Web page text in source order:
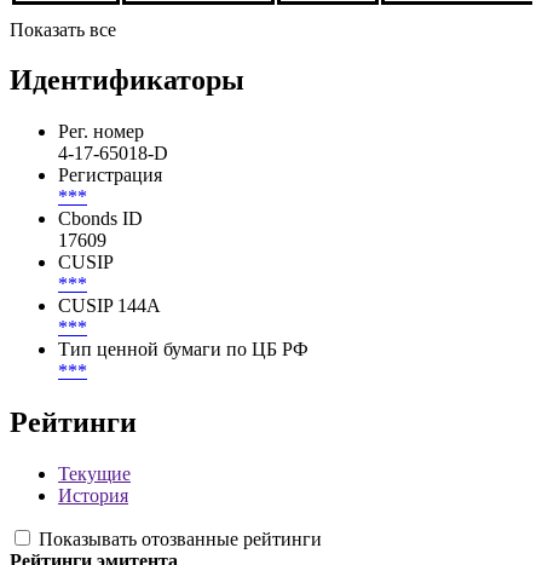
Показать все
Идентификаторы
Рег. номер
4-17-65018-D
Регистрация
***
Cbonds ID
17609
CUSIP
***
CUSIP 144A
***
Тип ценной бумаги по ЦБ РФ
***
Рейтинги
Текущие
История
Показывать отозванные рейтинги